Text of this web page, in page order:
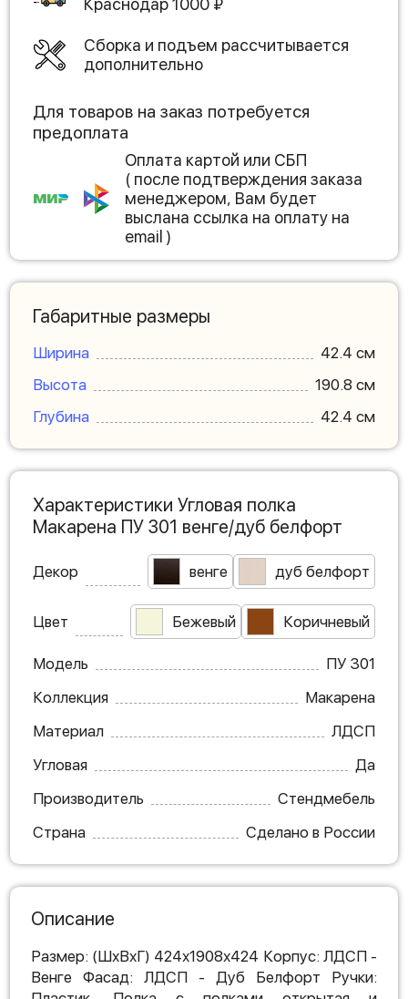
Краснодар1000 ₽
Сборка и подъем рассчитывается
дополнительно
Для товаров на заказ потребуется
предоплата
Оплата картой или СБП
( после подтверждения заказа
менеджером, Вам будет
выслана ссылка на оплату на
email )
Габаритные размеры
Ширина
42.4 см
Высота
190.8 см
Глубина
42.4 см
Характеристики Угловая полка
Макарена ПУ 301 венге/дуб белфорт
Декор венге дуб белфорт
Цвет Бежевый Коричневый
Модель
ПУ 301
Коллекция
Макарена
Материал
ЛДСП
Угловая
Да
Производитель
Стендмебель
Страна
Сделано в России
Описание
Размер: (ШхВхГ) 424х1908х424 Корпус: ЛДСП -
Венге Фасад: ЛДСП - Дуб Белфорт Ручки: